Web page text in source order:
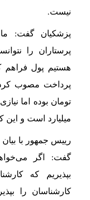
نیست.
پزشکیان گفت:
پرستاران را
هستیم پول فراهم
میلیارد است و این
رییس جمهور با
گفت: اگر
بپذیریم که